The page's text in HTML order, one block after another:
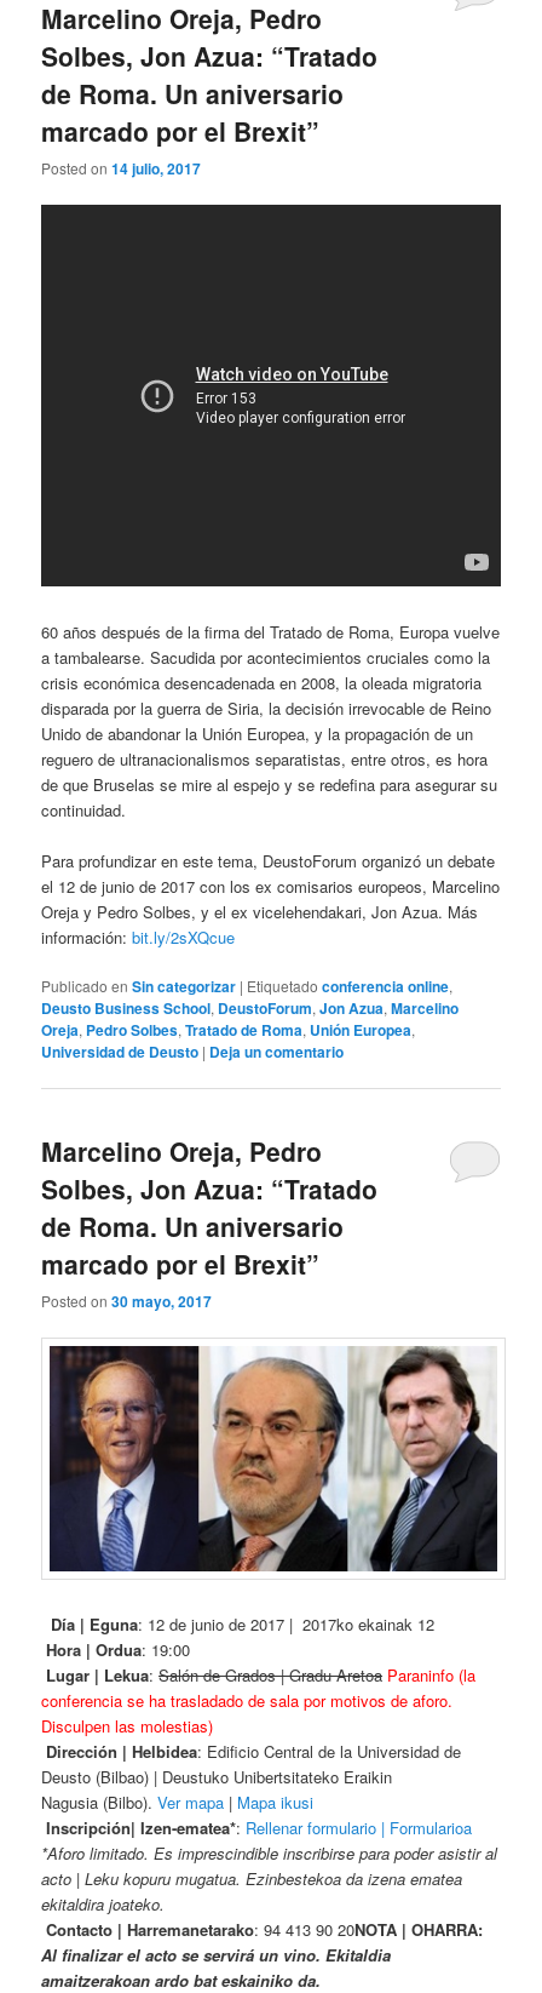
Marcelino Oreja, Pedro
Solbes, Jon Azua: “Tratado
de Roma. Un aniversario
marcado por el Brexit”
Posted on14 julio, 2017
60 años después de la firma del Tratado de Roma, Europa vuelve
a tambalearse. Sacudida por acontecimientos cruciales como la
crisis económica desencadenada en 2008, la oleada migratoria
disparada por la guerra de Siria, la decisión irrevocable de Reino
Unido de abandonar la Unión Europea, y la propagación de un
reguero de ultranacionalismos separatistas, entre otros, es hora
de que Bruselas se mire al espejo y se redefina para asegurar su
continuidad.
Para profundizar en este tema, DeustoForum organizó un debate
el 12 de junio de 2017 con los ex comisarios europeos, Marcelino
Oreja y Pedro Solbes, y el ex vicelehendakari, Jon Azua. Más
información:bit.ly/2sXQcue
Publicado en Sin categorizar | Etiquetado conferencia online,
Deusto Business School, DeustoForum,Jon Azua,Marcelino
Oreja, Pedro Solbes,Tratado de Roma, Unión Europea,
Universidad de Deusto | Deja un comentario
Marcelino Oreja, Pedro
Solbes, Jon Azua: “Tratado
de Roma. Un aniversario
marcado por el Brexit”
Posted on30 mayo, 2017
Día | Eguna: 12 de junio de 2017 | 2017ko ekainak 12
Hora | Ordua: 19:00
Lugar | Lekua:Salón de Grados | Gradu Aretoa Paraninfo (la
conferencia se ha trasladado de sala por motivos de aforo.
Disculpen las molestias)
Dirección | Helbidea: Edificio Central de la Universidad de
Deusto (Bilbao) | Deustuko Unibertsitateko Eraikin
Nagusia (Bilbo).Ver mapa | Mapa ikusi
Inscripción| Izen-ematea*: Rellenar formulario | Formularioa
*Aforo limitado. Es imprescindible inscribirse para poder asistir al
acto | Leku kopuru mugatua. Ezinbestekoa da izena ematea
ekitaldira joateko.
Contacto | Harremanetarako: 94 413 90 20NOTA | OHARRA:
Al finalizar el acto se servirá un vino. Ekitaldia
amaitzerakoan ardo bat eskainiko da.